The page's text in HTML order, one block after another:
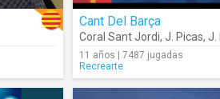
Cant Del Barça
Coral Sant Jordi, J. Picas, J. Mª
11 años | 7487 jugadas
Recrearte